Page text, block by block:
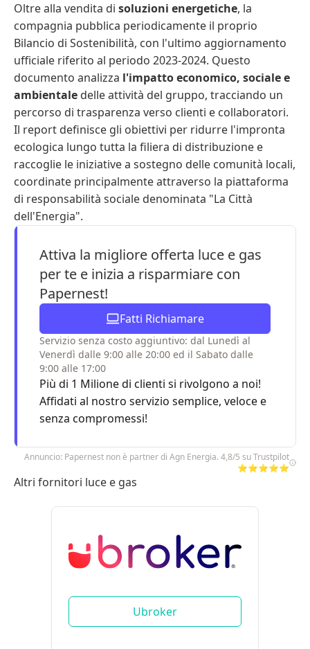
Oltre alla vendita di soluzioni energetiche, la
compagnia pubblica periodicamente il proprio
Bilancio di Sostenibilità, con l'ultimo aggiornamento
ufficiale riferito al periodo 2023-2024. Questo
documento analizza l'impatto economico, sociale e
ambientale delle attività del gruppo, tracciando un
percorso di trasparenza verso clienti e collaboratori.
Il report definisce gli obiettivi per ridurre l'impronta
ecologica lungo tutta la filiera di distribuzione e
raccoglie le iniziative a sostegno delle comunità locali,
coordinate principalmente attraverso la piattaforma
di responsabilità sociale denominata "La Città
dell'Energia".
Attiva la migliore offerta luce e gas
per te e inizia a risparmiare con
Papernest!
Fatti Richiamare
Servizio senza costo aggiuntivo: dal Lunedì al
Venerdì dalle 9:00 alle 20:00 ed il Sabato dalle
9:00 alle 17:00
Più di 1 Milione di clienti si rivolgono a noi!
Affidati al nostro servizio semplice, veloce e
senza compromessi!
Annuncio: Papernest non è partner di Agn Energia. 4,8/5 su Trustpilot
⭐⭐⭐⭐⭐
Altri fornitori luce e gas
Ubroker